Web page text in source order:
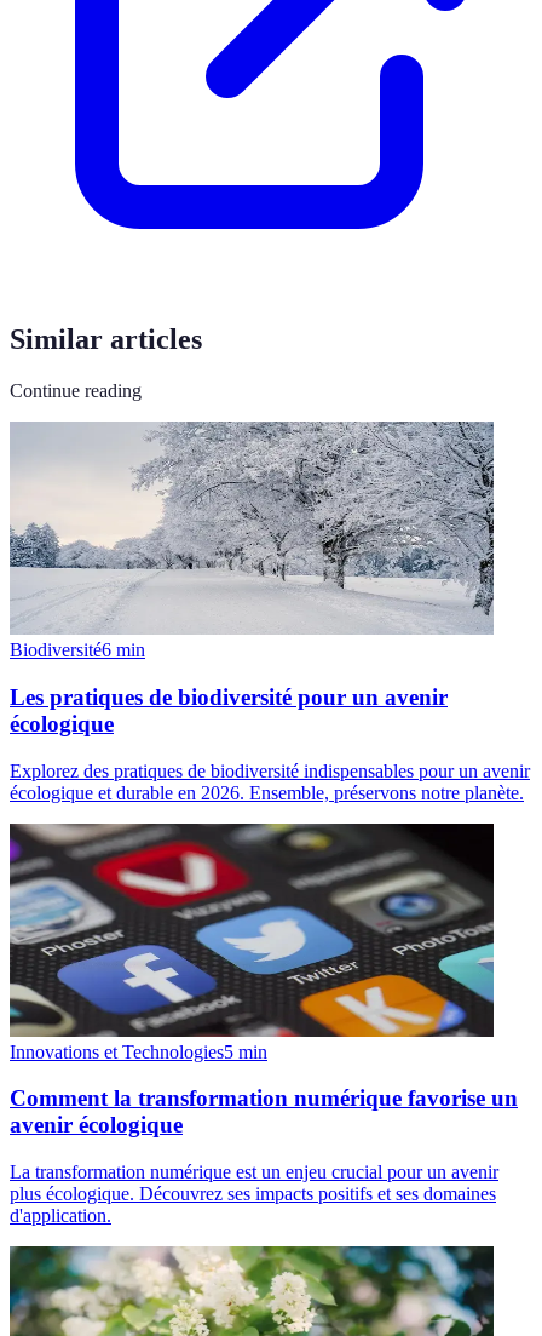
Similar articles
Continue reading
Biodiversité6 min
Les pratiques de biodiversité pour un avenir
écologique
Explorez des pratiques de biodiversité indispensables pour un avenir
écologique et durable en 2026. Ensemble, préservons notre planète.
Innovations et Technologies5 min
Comment la transformation numérique favorise un
avenir écologique
La transformation numérique est un enjeu crucial pour un avenir
plus écologique. Découvrez ses impacts positifs et ses domaines
d'application.